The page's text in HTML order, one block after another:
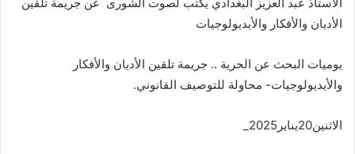
الأديان والأفكار والأيديولوجيات
يوميات البحث عن الحرية .. جريمة تلقين الأديان والأفكار
والأيديولوجيات- محاولة للتوصيف القانوني.
الاثنين20يناير2025_